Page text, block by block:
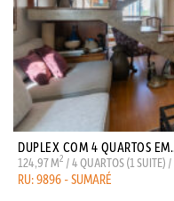
DUPLEX COM 4 QUARTOS
124,97 M2 / 4 QUARTOS (1 SUITE)
RU: 9896 - SUMARÉ